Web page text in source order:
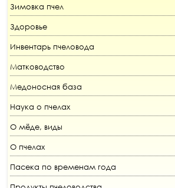
Зимовка пчел
Здоровье
Инвентарь пчеловода
Матководство
Медоносная база
Наука о пчелах
О мёде, виды
О пчелах
Пасека по временам года